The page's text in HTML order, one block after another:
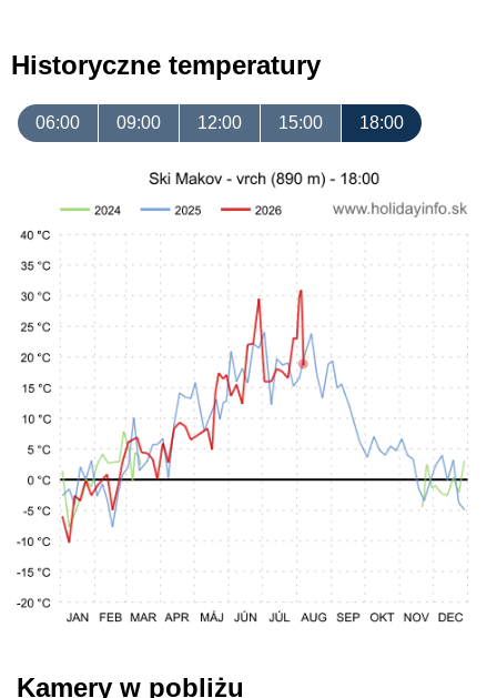
Historyczne temperatury
06:00 09:00 12:00 15:00 18:00
Kamery w pobliżu